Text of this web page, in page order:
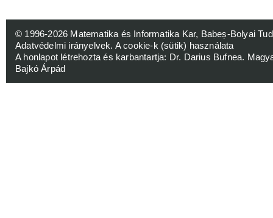
© 1996-2026 Matematika és Informatika Kar, Babeș-Bolyai
Adatvédelmi irányelvek. A cookie-k (sütik) használata
A honlapot létrehozta és karbantartja: Dr. Darius Bufnea.
Bajkó Árpád